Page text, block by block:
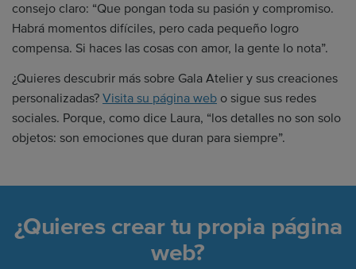
consejo claro: “Que pongan toda su pasión y compromiso.
Habrá momentos difíciles, pero cada pequeño logro
compensa. Si haces las cosas con amor, la gente lo nota”.
¿Quieres descubrir más sobre Gala Atelier y sus creaciones
personalizadas? Visita su página web o sigue sus redes
sociales. Porque, como dice Laura, “los detalles no son solo
objetos: son emociones que duran para siempre”.
¿Quieres crear tu propia página
web?